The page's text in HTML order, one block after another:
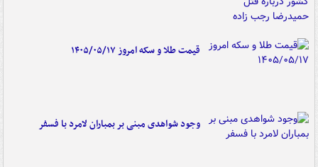
قیمت طلا و سکه امروز ۱۴۰۵/۰۵/۱۷
وجود شواهدی مبنی بر بمباران لامرد با فسفر